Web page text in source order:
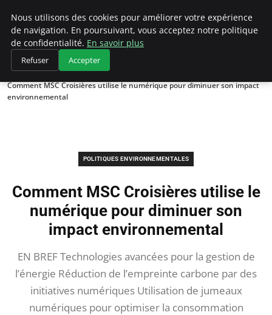
Climategatecountryclub.com
Accueil
Politiques environnementales
Comment MSC Croisières utilise le numérique pour diminuer son impact
environnemental
POLITIQUES ENVIRONNEMENTALES
Comment MSC Croisières utilise le
numérique pour diminuer son
impact environnemental
EN BREF Technologies avancées pour la gestion de
l’énergie Réduction de l’empreinte carbone par des
initiatives numériques Utilisation de jumeaux
numériques pour optimiser la consommation
Nous utilisons des cookies pour améliorer votre expérience
de navigation. En poursuivant, vous acceptez notre politique
de confidentialité. En savoir plus
Refuser Accepter